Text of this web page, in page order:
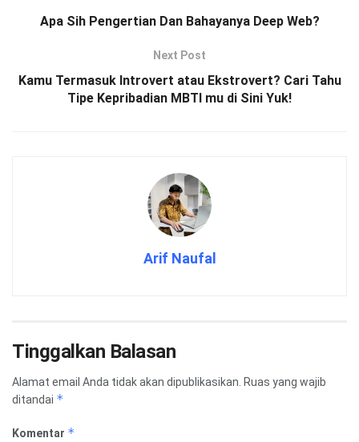
Apa Sih Pengertian Dan Bahayanya Deep Web?
Next Post
Kamu Termasuk Introvert atau Ekstrovert? Cari Tahu
Tipe Kepribadian MBTI mu di Sini Yuk!
Arif Naufal
Tinggalkan Balasan
Alamat email Anda tidak akan dipublikasikan. Ruas yang wajib
ditandai *
Komentar *